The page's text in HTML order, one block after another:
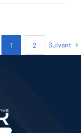
1 2 Suivant